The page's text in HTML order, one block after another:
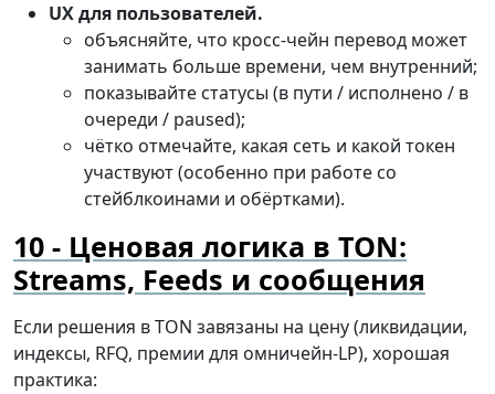
UX для пользователей.
объясняйте, что кросс-чейн перевод может
занимать больше времени, чем внутренний;
показывайте статусы (в пути / исполнено / в
очереди / paused);
чётко отмечайте, какая сеть и какой токен
участвуют (особенно при работе со
стейблкоинами и обёртками).
Ценовая логика в TON:
Streams, Feeds и сообщения
Если решения в TON завязаны на цену (ликвидации,
индексы, RFQ, премии для омничейн-LP), хорошая
практика: